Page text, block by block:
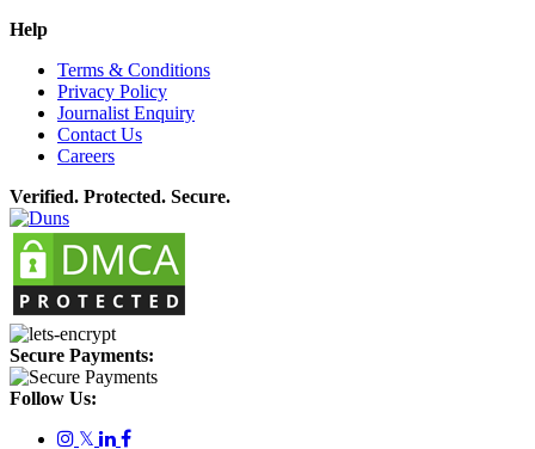
Help
Terms & Conditions
Privacy Policy
Journalist Enquiry
Contact Us
Careers
Verified. Protected. Secure.
Secure Payments:
Follow Us:
𝕏